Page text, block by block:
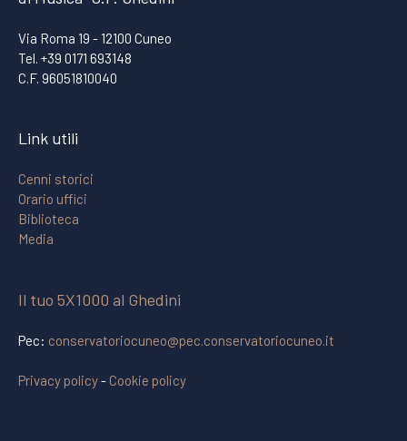
Via Roma 19 - 12100 Cuneo
Tel. +39 0171 693148
C.F. 96051810040
Link utili
Cenni storici
Orario uffici
Biblioteca
Media
Il tuo 5X1000 al Ghedini
Pec: conservatoriocuneo@pec.conservatoriocuneo.it
Privacy policy- Cookie policy